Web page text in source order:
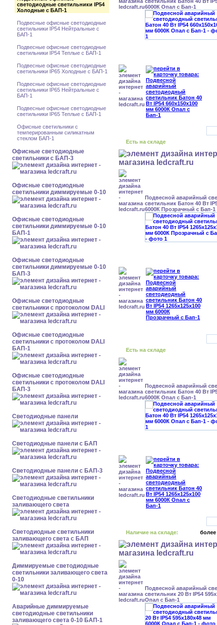
светодиодные светильники IP54
Холодные с БАП-1
Подвесные офисные светодиодные
светильники IP54 Нейтральные с
БАП-1
Подвесные офисные светодиодные
светильники IP54 Теплые с БАП-1
Подвесные офисные светодиодные
светильники IP65 Холодные с БАП-1
Подвесные офисные светодиодные
светильники IP65 Нейтральные с
БАП-1
Подвесные офисные светодиодные
светильники IP65 Теплые с БАП-1
Офисные светильники с
темперированным силикатным
стеклом БАП-1
Офисные светодиодные
светильники с БАП-3
Офисные светодиодные
светильники диммируемые 0-10
Офисные светодиодные
светильники диммируемые 0-10
БАП-1
Офисные светодиодные
светильники диммируемые 0-10
БАП-3
Офисные светодиодные
светильники с протоколом DALI
Офисные светодиодные
светильники с протоколом DALI
БАП-1
Офисные светодиодные
светильники с протоколом DALI
БАП-3
Cветодиодные панели
Cветодиодные панели с БАП
Cветодиодные панели с БАП-3
Светодиодные светильники
заливающего света
Светодиодные светильники
заливающего света с БАП
Диммируемые светодиодные
светильники заливающего света
0-10
Аварийные диммируемые
светодиодные светильники
заливающего света 0-10 БАП-1
6000К Опал с Бап-1
Есть на складе
Подвесной аварийный
светильник Батон 40 Вт
6000К Прозрачный с Бап-1
Есть на складе
Подвесной аварийный
светильник Батон 40 Вт
6000К Опал с Бап-1
Наличие на складе: более
Подвесной аварийный
светильник 20 Вт IP54
Опал с Бап-1